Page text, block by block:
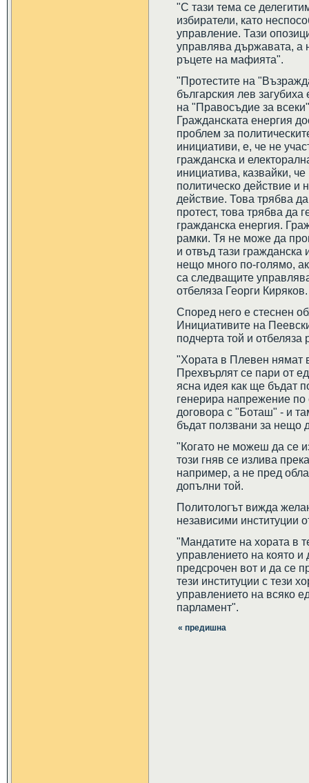
"С тази тема се
избиратели, като
управление. Тази
управлява държавата, а
ръцете на мафията".
"Протестите на
българския лев загубиха
на "Правосъдие за
Гражданската енергия
проблем за
инициативи, е, че не
гражданска и
инициатива, казвайки,
политическо действие и
действие. Това трябва
протест, това трябва да
гражданска енергия.
рамки. Тя не може да
и отвъд тази
нещо много по-голямо,
са следващите
отбеляза Георги Киряков.
Според него е стеснен
Инициативите на
подчерта той и
"Хората в Плевен нямат
Прехвърлят се пари от
ясна идея как ще бъдат
генерира напрежение
договора с "Боташ" - и
бъдат ползвани за нещо
"Когато не можеш да се
този гняв се излива
например, а не пред
допълни той.
Политологът вижда
независими институции
"Мандатите на хората в
управлението на която
предсрочен вот и да се
тези институции с тези
управлението на всяко
парламент".
« предишна